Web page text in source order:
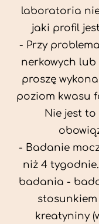
laboratoria
jaki profil
- Przy
nerkowych
proszę
poziom kwasu
Nie jest
- Badanie
niż 4
badania -
kreatyniny